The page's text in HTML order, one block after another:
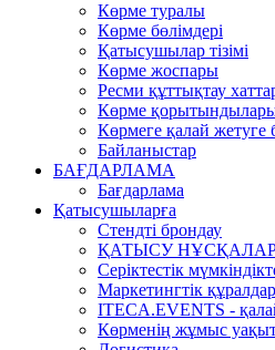
Көрме туралы
Көрме бөлімдері
Қатысушылар тізімі
Көрме жоспары
Ресми құттықтау
Көрме
Көрмеге қалай жетуге
Байланыстар
БАҒДАРЛАМА
Бағдарлама
Қатысушыларға
Стендті брондау
ҚАТЫСУ
Серіктестік
Маркетингтік құралдар
ITECA.EVENTS -
Көрменің жұмыс